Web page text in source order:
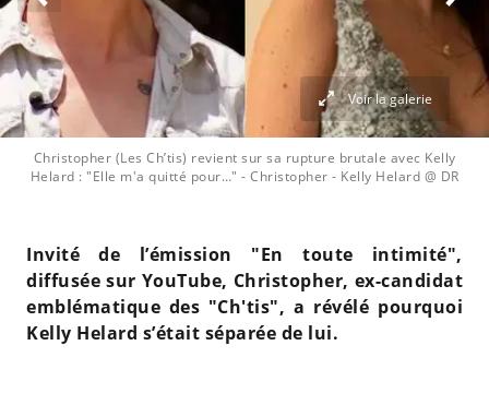
Christopher (Les Ch’tis) revient sur sa rupture brutale avec Kelly
Helard : "Elle m'a quitté pour…" - Christopher - Kelly Helard @ DR
Voir la galerie
Invité de l’émission "En toute intimité",
diffusée sur YouTube, Christopher, ex-candidat
emblématique des "Ch'tis", a révélé pourquoi
Kelly Helard s’était séparée de lui.